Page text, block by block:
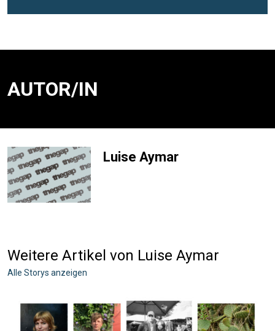
AUTOR/IN
Luise Aymar
Weitere Artikel von Luise Aymar
Alle Storys anzeigen